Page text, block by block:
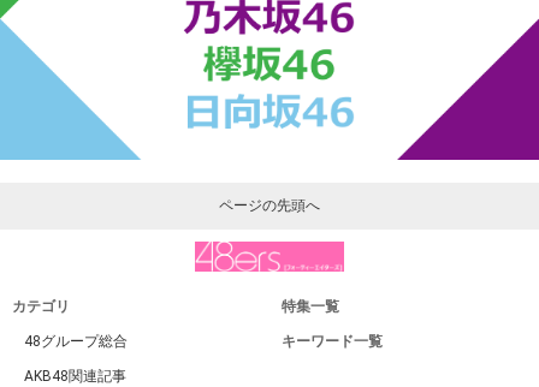
ページの先頭へ
カテゴリ
48グループ総合
AKB48関連記事
特集一覧
キーワード一覧